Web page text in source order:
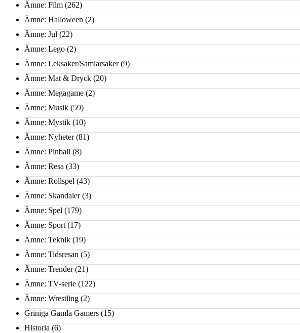
Ämne: Film (262)
Ämne: Halloween (2)
Ämne: Jul (22)
Ämne: Lego (2)
Ämne: Leksaker/Samlarsaker(9)
Ämne: Mat & Dryck (20)
Ämne: Megagame (2)
Ämne: Musik (59)
Ämne: Mystik (10)
Ämne: Nyheter(81)
Ämne: Pinball (8)
Ämne: Resa (33)
Ämne: Rollspel (43)
Ämne: Skandaler(3)
Ämne: Spel (179)
Ämne: Sport (17)
Ämne: Teknik (19)
Ämne: Tidsresan (5)
Ämne: Trender(21)
Ämne: TV-serie (122)
Ämne: Wrestling (2)
Griniga Gamla Gamers (15)
Historia (6)